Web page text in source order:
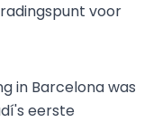
voor
in Barcelona was
eerste